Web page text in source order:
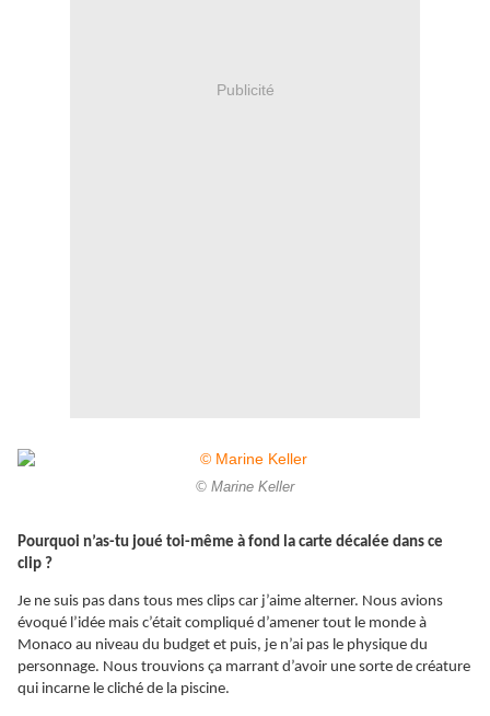
Publicité
© Marine Keller
Pourquoi n’as-tu joué toi-même à fond la carte décalée dans ce
clip ?
Je ne suis pas dans tous mes clips car j’aime alterner. Nous avions
évoqué l’idée mais c’était compliqué d’amener tout le monde à
Monaco au niveau du budget et puis, je n’ai pas le physique du
personnage. Nous trouvions ça marrant d’avoir une sorte de créature
qui incarne le cliché de la piscine.